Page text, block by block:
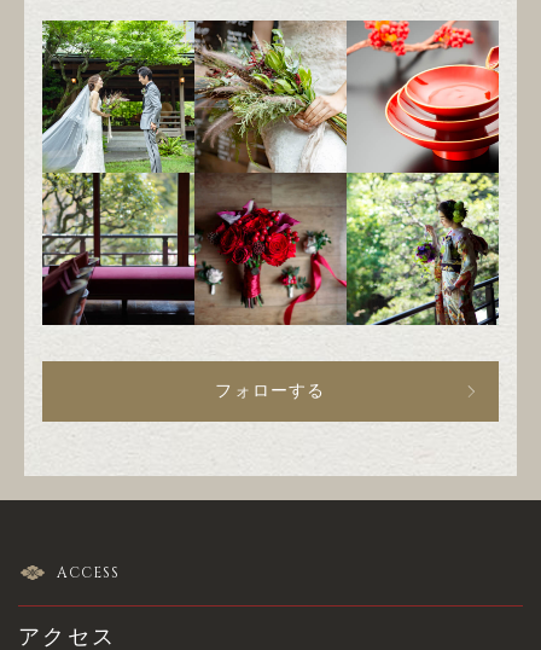
フォローする
ACCESS
アクセス